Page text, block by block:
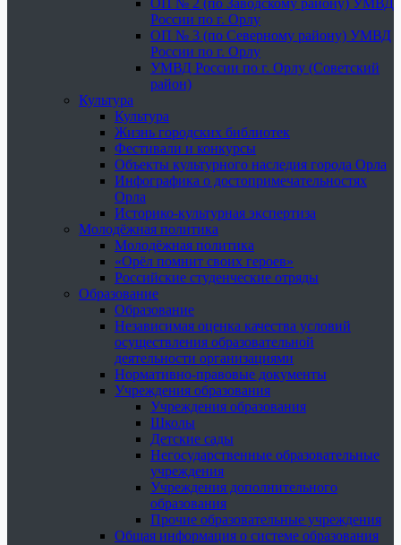
ОП № 2 (по Заводскому району) УМВД
России по г. Орлу
ОП № 3 (по Северному району) УМВД
России по г. Орлу
УМВД России по г. Орлу (Советский
район)
Культура
Культура
Жизнь городских библиотек
Фестивали и конкурсы
Объекты культурного наследия города Орла
Инфографика о достопримечательностях
Орла
Историко-культурная экспертиза
Молодёжная политика
Молодёжная политика
«Орёл помнит своих героев»
Российские студенческие отряды
Образование
Образование
Независимая оценка качества условий
осуществления образовательной
деятельности организациями
Нормативно-правовые документы
Учреждения образования
Учреждения образования
Школы
Детские сады
Негосударственные образовательные
учреждения
Учреждения дополнительного
образования
Прочие образовательные учреждения
Общая информация о системе образования